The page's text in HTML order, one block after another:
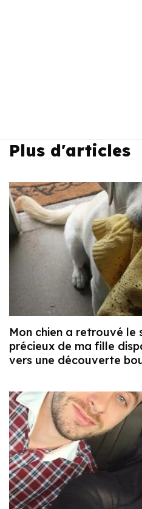
Plus d'articles
Mon chien a retrouvé le
précieux de ma fille
vers une découverte